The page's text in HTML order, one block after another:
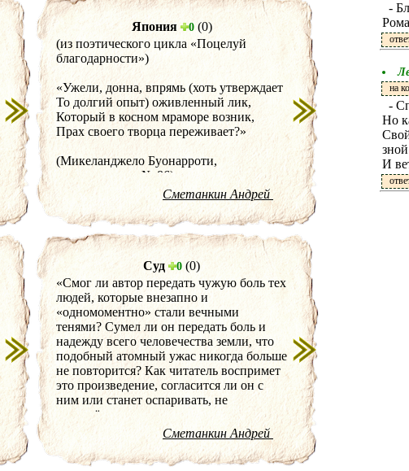
Япония 0(0)
(из поэтического цикла «Поцелуй
благодарности»)
«Ужели, донна, впрямь (хоть утверждает
То долгий опыт) оживленный лик,
Который в косном мраморе возник,
Прах своего творца переживает?»
(Микеланджело Буонарроти,
стихотворение № 86)
Сметанкин Андрей
Суд 0 (0)
«Смог ли автор передать чужую боль тех
людей, которые внезапно и
«одномоментно» стали вечными
тенями? Сумел ли он передать боль и
надежду всего человечества земли, что
подобный атомный ужас никогда больше
не повторится? Как читатель воспримет
это произведение, согласится ли он с
ним или станет оспаривать, не
отвернётся ли он, а может просто
закроет страницу и совершенно
спокойно займётся обычными
будничными делами? Возьмётся ли он
Сметанкин Андрей
-
на
-
Но
зной
И